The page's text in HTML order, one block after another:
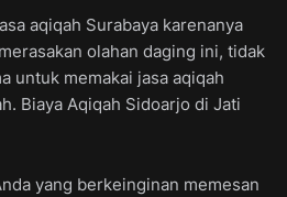
aqiqah Surabaya karenanya
olahan daging ini, tidak
untuk memakai jasa aqiqah
Biaya Aqiqah Sidoarjo di Jati
yang berkeinginan memesan